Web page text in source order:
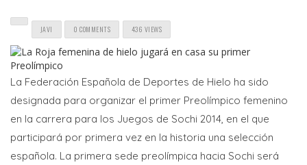
JAVI 0 COMMENTS 436 VIEWS
La Federación Española de Deportes de Hielo ha sido
designada para organizar el primer Preolímpico femenino
en la carrera para los Juegos de Sochi 2014, en el que
participará por primera vez en la historia una selección
española. La primera sede preolímpica hacia Sochi será